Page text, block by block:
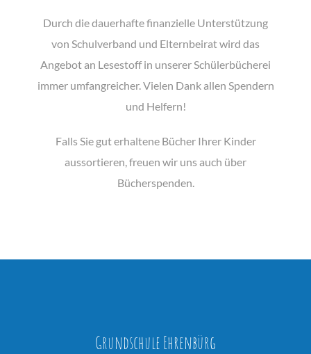
Durch die dauerhafte finanzielle Unterstützung
von Schulverband und Elternbeirat wird das
Angebot an Lesestoff in unserer Schülerbücherei
immer um­fangreicher. Vielen Dank allen Spendern
und Helfern!
Falls Sie gut erhaltene Bücher Ihrer Kinder
aussortieren, freuen wir uns auch über
Bücherspenden.
Grundschule Ehrenbürg